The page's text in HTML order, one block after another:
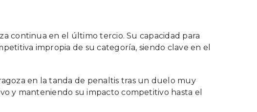
continua en el último tercio. Su capacidad para
impropia de su categoría, siendo clave en el
en la tanda de penaltis tras un duelo muy
y manteniendo su impacto competitivo hasta el